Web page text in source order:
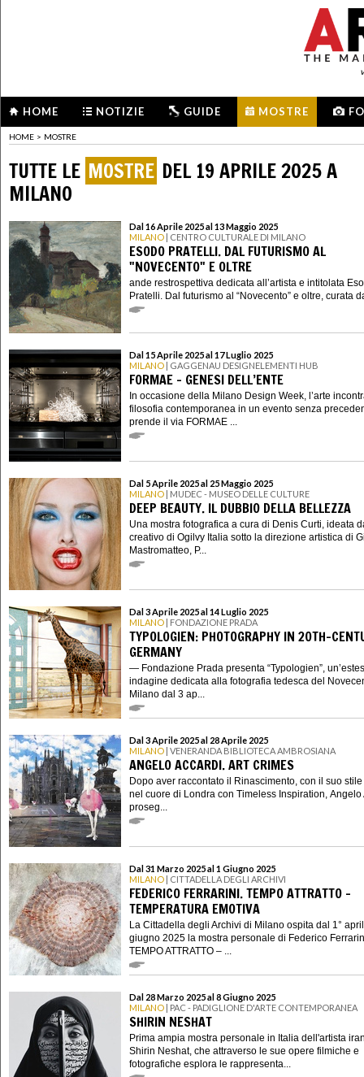
HOME NOTIZIE GUIDE MOSTRE
HOME > MOSTRE
TUTTE LE MOSTRE DEL 19 APRILE 2025 A
MILANO
Dal 16 Aprile 2025 al 13 Maggio 2025
MILANO | CENTRO CULTURALE DI MILANO
ESODO PRATELLI. DAL FUTURISMO AL
"NOVECENTO" E OLTRE
ande restrospettiva dedicata all’artista e intitolata
Pratelli. Dal futurismo al “Novecento” e oltre, curata
Dal 15 Aprile 2025 al 17 Luglio 2025
MILANO | GAGGENAU DESIGNELEMENTI HUB
FORMAE – GENESI DELL’ENTE
In occasione della Milano Design Week, l’arte
filosofia contemporanea in un evento senza
prende il via FORMAE ...
Dal 5 Aprile 2025 al 25 Maggio 2025
MILANO | MUDEC - MUSEO DELLE CULTURE
DEEP BEAUTY. IL DUBBIO DELLA BELLEZZA
Una mostra fotografica a cura di Denis Curti, ideata
creativo di Ogilvy Italia sotto la direzione artistica di
Mastromatteo, P...
Dal 3 Aprile 2025 al 14 Luglio 2025
MILANO | FONDAZIONE PRADA
TYPOLOGIEN: PHOTOGRAPHY IN 20TH-
GERMANY
— Fondazione Prada presenta “Typologien”,
indagine dedicata alla fotografia tedesca del
Milano dal 3 ap...
Dal 3 Aprile 2025 al 28 Aprile 2025
MILANO | VENERANDA BIBLIOTECA AMBROSIANA
ANGELO ACCARDI. ART CRIMES
Dopo aver raccontato il Rinascimento, con il suo
nel cuore di Londra con Timeless Inspiration, Angelo
proseg...
Dal 31 Marzo 2025 al 1 Giugno 2025
MILANO | CITTADELLA DEGLI ARCHIVI
FEDERICO FERRARINI. TEMPO ATTRATTO –
TEMPERATURA EMOTIVA
La Cittadella degli Archivi di Milano ospita dal 1°
giugno 2025 la mostra personale di Federico
TEMPO ATTRATTO – ...
Dal 28 Marzo 2025 al 8 Giugno 2025
MILANO | PAC - PADIGLIONE D'ARTE CONTEMPORANEA
SHIRIN NESHAT
Prima ampia mostra personale in Italia dell'artista
Shirin Neshat, che attraverso le sue opere filmiche e
fotografiche esplora le rappresenta...